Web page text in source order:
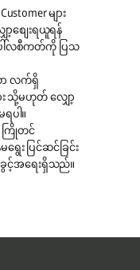
များ
ျေးရယူရန်
ါ်လစီကတ်ကို ပြသ
ာ လက်ရှိ
ား သို့မဟုတ် လျှော့
ပါ။
ကြိုတင်
ေး ပြင်ဆင်ခြင်း
င့်အရေးရှိသည်။